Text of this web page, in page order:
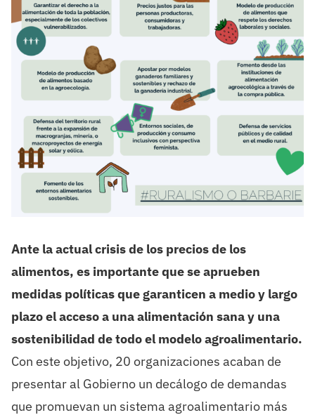
Ante la actual crisis de los precios de los
alimentos, es importante que se aprueben
medidas políticas que garanticen a medio y largo
plazo el acceso a una alimentación sana y una
sostenibilidad de todo el modelo agroalimentario.
Con este objetivo, 20 organizaciones acaban de
presentar al Gobierno un decálogo de demandas
que promuevan un sistema agroalimentario más